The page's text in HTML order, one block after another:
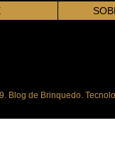
Blog de Brinquedo.